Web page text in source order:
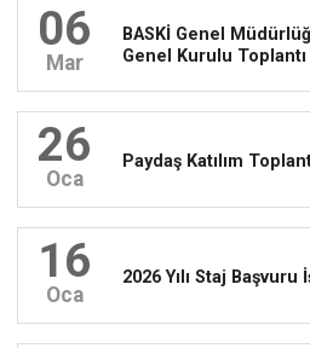
06
Mar
BASKİ Genel
Genel Kurulu
26
Oca
Paydaş Katılım
16
Oca
2026 Yılı Staj Başvuru